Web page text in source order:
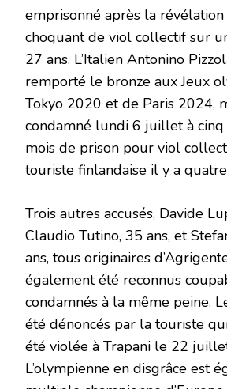
emprisonné après la révélation
choquant de viol collectif sur
27 ans. L’Italien Antonino
remporté le bronze aux Jeux
Tokyo 2020 et de Paris 2024,
condamné lundi 6 juillet à
mois de prison pour viol
touriste finlandaise il y a quatre
Trois autres accusés, Davide
Claudio Tutino, 35 ans, et
ans, tous originaires
également été reconnus
condamnés à la même peine.
été dénoncés par la touriste
été violée à Trapani le 22
L’olympienne en disgrâce est